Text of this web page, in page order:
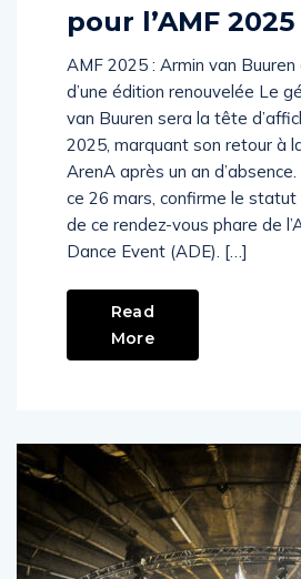
pour l’AMF 2025
AMF 2025 : Armin van Buuren
d’une édition renouvelée Le
van Buuren sera la tête
2025, marquant son retour à
ArenA après un an d’absence.
ce 26 mars, confirme le statut
de ce rendez-vous phare de
Dance Event (ADE). […]
Read
More